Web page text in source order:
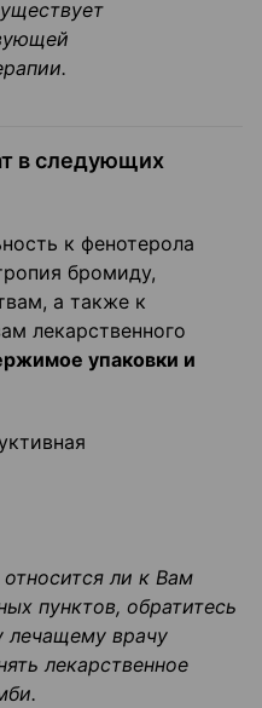
в следующих
к фенотерола
бромиду,
а также к
лекарственного
упаковки и
ли к Вам
пунктов, обратитесь
лечащему врачу
лекарственное